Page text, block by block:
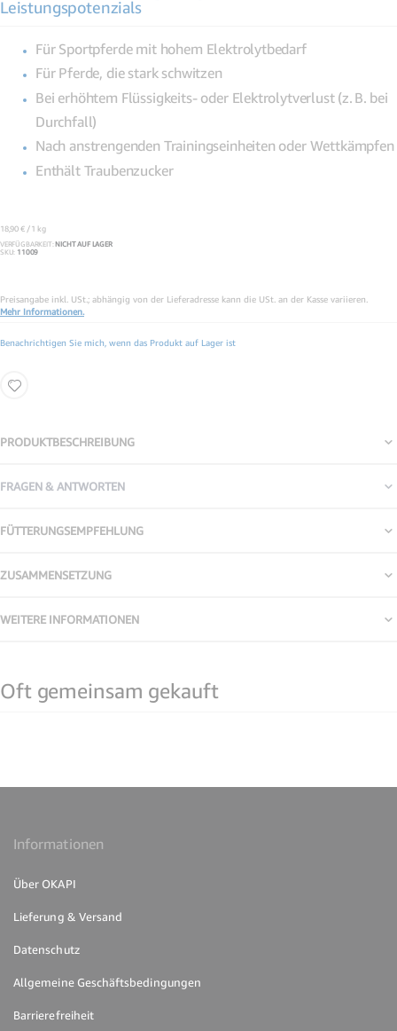
Leistungspotenzials
Für Sportpferde mit hohem Elektrolytbedarf
Für Pferde, die stark schwitzen
Bei erhöhtem Flüssigkeits- oder Elektrolytverlust (z. B. bei
Durchfall)
Nach anstrengenden Trainingseinheiten oder Wettkämpfen
Enthält Traubenzucker
18,90 €/ 1 kg
VERFÜGBARKEIT:NICHT AUF LAGER
SKU 11009
Preisangabe inkl. USt.; abhängig von der Lieferadresse kann die USt. an der Kasse variieren.
Mehr Informationen.
Benachrichtigen Sie mich, wenn das Produkt auf Lager ist
PRODUKTBESCHREIBUNG
FRAGEN & ANTWORTEN
FÜTTERUNGSEMPFEHLUNG
ZUSAMMENSETZUNG
WEITERE INFORMATIONEN
Oft gemeinsam gekauft
Informationen
Über OKAPI
Lieferung & Versand
Datenschutz
Allgemeine Geschäftsbedingungen
Barrierefreiheit